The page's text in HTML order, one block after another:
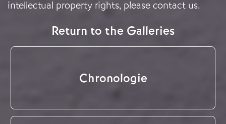
intellectual property rights, please contact us.
Return to the Galleries
Chronologie